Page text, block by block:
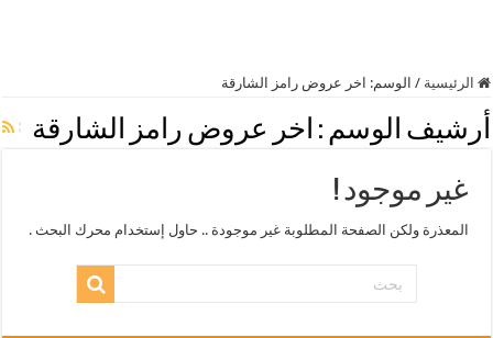
الرئيسية / الوسم: اخر عروض رامز الشارقة
أرشيف الوسم : اخر عروض رامز الشارقة
غير موجود !
المعذرة ولكن الصفحة المطلوبة غير موجودة .. حاول إستخدام محرك البحث .